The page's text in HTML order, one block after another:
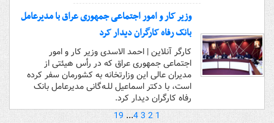
وزیر کار و امور اجتماعی جمهوری عراق با مدیرعامل
بانک رفاه کارگران دیدار کرد
کارگر آنلاین | احمد الاسدی وزیر کار و امور
اجتماعی جمهوری عراق که در رأس هیئتی از
مدیران عالی این وزارتخانه به کشورمان سفر کرده
است، با دکتر اسماعیل للـه‌گانی مدیرعامل بانک
رفاه کارگران دیدار کرد.
1
2
3
4
...
19